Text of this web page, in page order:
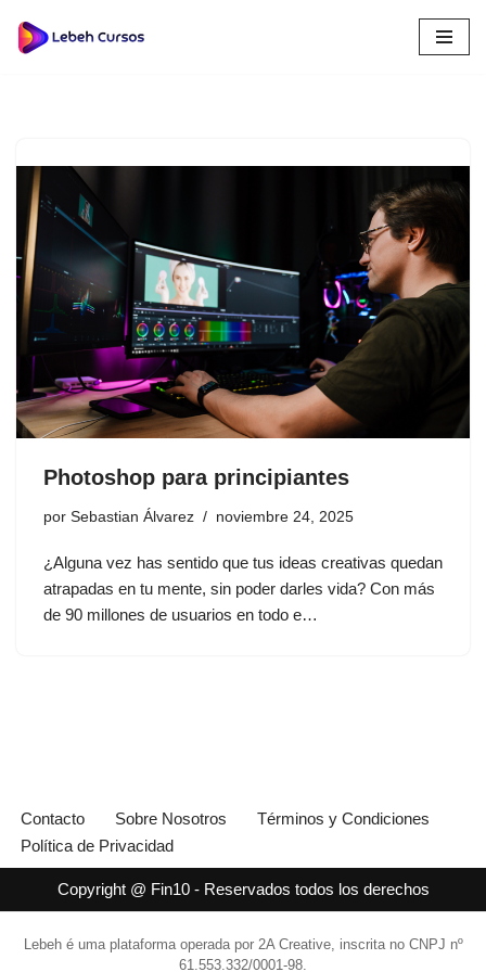
Saltar
Photoshop para principiantes
por Sebastian Álvarez noviembre 24, 2025
¿Alguna vez has sentido que tus ideas creativas quedan
atrapadas en tu mente, sin poder darles vida? Con más
de 90 millones de usuarios en todo e…
Contacto Sobre Nosotros
Términos y Condiciones
Política de Privacidad
Copyright @ Fin10 - Reservados todos los derechos
Lebeh é uma plataforma operada por 2A Creative, inscrita no CNPJ nº
61.553.332/0001-98.